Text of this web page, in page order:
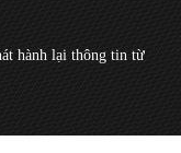
hành lại thông tin từ